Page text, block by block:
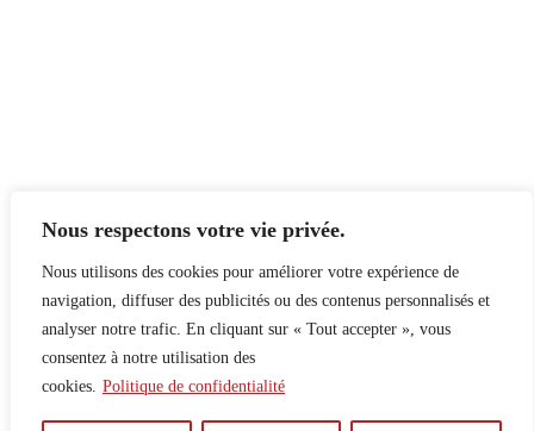
Nous respectons votre vie privée.
Nous utilisons des cookies pour améliorer votre expérience de
navigation, diffuser des publicités ou des contenus personnalisés et
analyser notre trafic. En cliquant sur « Tout accepter », vous
consentez à notre utilisation des
cookies. Politique de confidentialité